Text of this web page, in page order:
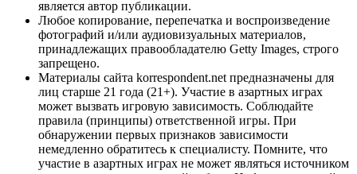
является автор публикации.
Любое копирование, перепечатка и воспроизведение
фотографий и/или аудиовизуальных материалов,
принадлежащих правообладателю Getty Images, строго
запрещено.
Материалы сайта korrespondent.net предназначены для
лиц старше 21 года (21+). Участие в азартных играх
может вызвать игровую зависимость. Соблюдайте
правила (принципы) ответственной игры. При
обнаружении первых признаков зависимости
немедленно обратитесь к специалисту. Помните, что
участие в азартных играх не может являться источником